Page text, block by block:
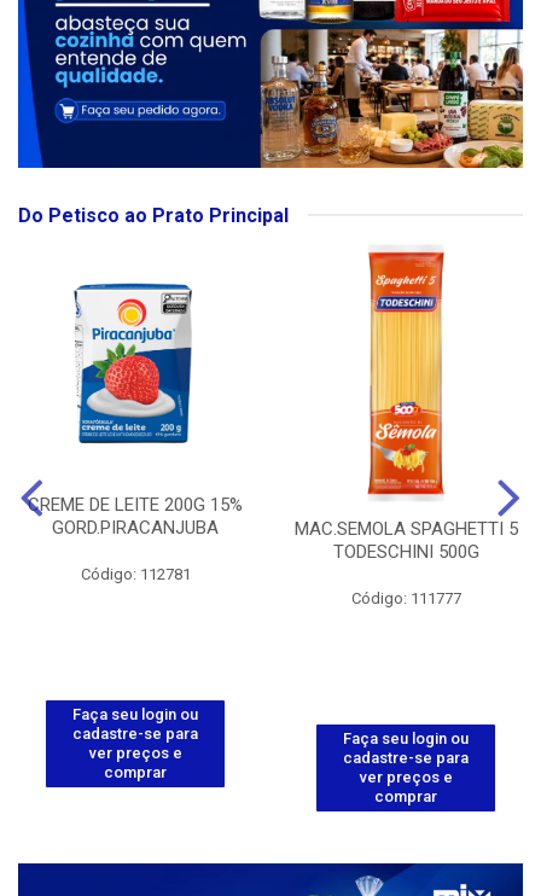
Do Petisco ao Prato Principal
CREME DE LEITE 200G 15%
GORD.PIRACANJUBA
Código: 112781
Faça seu login ou
cadastre-se para
ver preços e
comprar
MAC.SEMOLA SPAGHETTI 5
TODESCHINI 500G
Código: 111777
Faça seu login ou
cadastre-se para
ver preços e
comprar